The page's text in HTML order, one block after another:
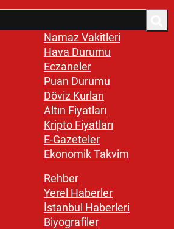
Namaz Vakitleri
Hava Durumu
Eczaneler
Puan Durumu
Döviz Kurları
Altın Fiyatları
Kripto Fiyatları
E-Gazeteler
Ekonomik Takvim
Rehber
Yerel Haberler
İstanbul Haberleri
Biyografiler